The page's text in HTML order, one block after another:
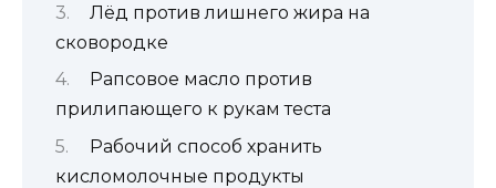
Лёд против лишнего жира на
сковородке
Рапсовое масло против
прилипающего к рукам теста
Рабочий способ хранить
кисломолочные продукты